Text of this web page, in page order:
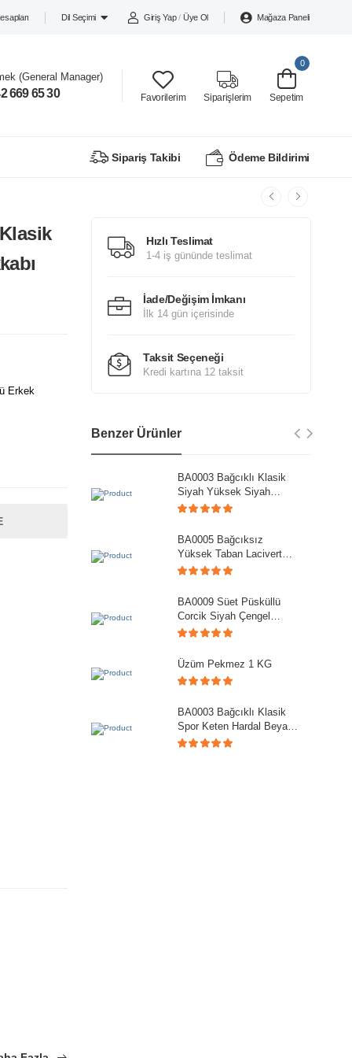
Dil Seçimi Giriş Yap / Üye Ol Mağaza Paneli
(General Manager)
669 65 30 Favorilerim Siparişlerim
0
Sepetim
Sipariş Takibi Ödeme Bildirimi
Erkek
Hızlı Teslimat
1-4 iş gününde teslimat
İade/Değişim İmkanı
İlk 14 gün içerisinde
Taksit Seçeneği
Kredi kartına 12 taksit
Benzer Ürünler
BA0003 Bağcıklı Klasik
Siyah Yüksek Siyah
Taban Casual Erkek
BA0005 Bağcıksız
Yüksek Taban Lacivert
Süet Klasik Püsküllü
BA0009 Süet Püsküllü
Corcik Siyah Çengel
Tokalı Klasik Erkek
Üzüm Pekmez 1 KG
BA0003 Bağcıklı Klasik
Spor Keten Hardal Beyaz
Taban Casual Erkek